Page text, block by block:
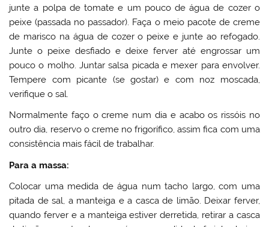
junte a polpa de tomate e um pouco de água de cozer o
peixe (passada no passador). Faça o meio pacote de creme
de marisco na água de cozer o peixe e junte ao refogado.
Junte o peixe desfiado e deixe ferver até engrossar um
pouco o molho. Juntar salsa picada e mexer para envolver.
Tempere com picante (se gostar) e com noz moscada,
verifique o sal.
Normalmente faço o creme num dia e acabo os rissóis no
outro dia, reservo o creme no frigorífico, assim fica com uma
consistência mais fácil de trabalhar.
Para a massa:
Colocar uma medida de água num tacho largo, com uma
pitada de sal, a manteiga e a casca de limão. Deixar ferver,
quando ferver e a manteiga estiver derretida, retirar a casca